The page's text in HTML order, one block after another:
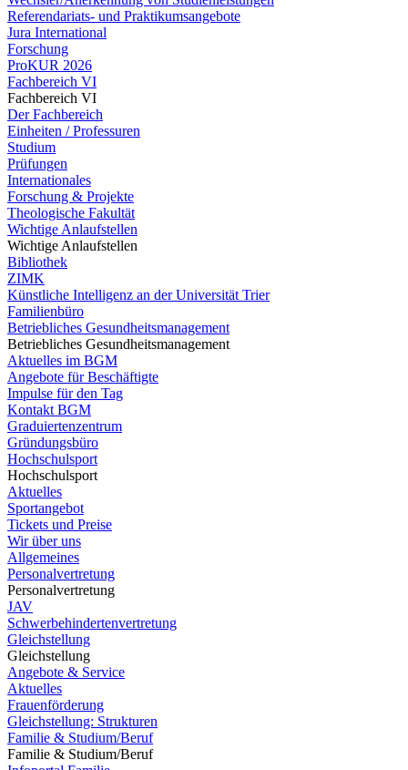
Referendariats- und Praktikumsangebote
Jura International
Forschung
ProKUR 2026
Fachbereich VI
Fachbereich VI
Der Fachbereich
Einheiten / Professuren
Studium
Prüfungen
Internationales
Forschung & Projekte
Theologische Fakultät
Wichtige Anlaufstellen
Wichtige Anlaufstellen
Bibliothek
ZIMK
Künstliche Intelligenz an der Universität Trier
Familienbüro
Betriebliches Gesundheitsmanagement
Betriebliches Gesundheitsmanagement
Aktuelles im BGM
Angebote für Beschäftigte
Impulse für den Tag
Kontakt BGM
Graduiertenzentrum
Gründungsbüro
Hochschulsport
Hochschulsport
Aktuelles
Sportangebot
Tickets und Preise
Wir über uns
Allgemeines
Personalvertretung
Personalvertretung
JAV
Schwerbehindertenvertretung
Gleichstellung
Gleichstellung
Angebote & Service
Aktuelles
Frauenförderung
Gleichstellung: Strukturen
Familie & Studium/Beruf
Familie & Studium/Beruf